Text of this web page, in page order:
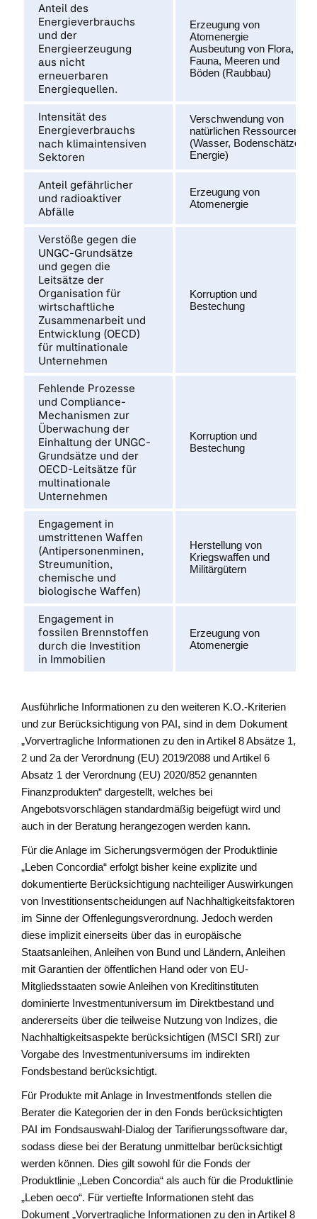
Anteil des
Energieverbrauchs
und der
Energieerzeugung
aus nicht
erneuerbaren
Energiequellen.
Erzeugung von
Atomenergie
Ausbeutung von Flora,
Fauna, Meeren und
Böden (Raubbau)
Intensität des
Energieverbrauchs
nach klimaintensiven
Sektoren
Verschwendung von
natürlichen Ressourcen
(Wasser, Bodenschätze,
Energie)
Anteil gefährlicher
und radioaktiver
Abfälle
Erzeugung von
Atomenergie
Verstöße gegen die
UNGC-Grundsätze
und gegen die
Leitsätze der
Organisation für
wirtschaftliche
Zusammenarbeit und
Entwicklung (OECD)
für multinationale
Unternehmen
Korruption und
Bestechung
Fehlende Prozesse
und Compliance-
Mechanismen zur
Überwachung der
Einhaltung der UNGC-
Grundsätze und der
OECD-Leitsätze für
multinationale
Unternehmen
Korruption und
Bestechung
Engagement in
umstrittenen Waffen
(Antipersonenminen,
Streumunition,
chemische und
biologische Waffen)
Herstellung von
Kriegswaffen und
Militärgütern
Engagement in
fossilen Brennstoffen
durch die Investition
in Immobilien
Erzeugung von
Atomenergie
Ausführliche Informationen zu den weiteren K.O.-Kriterien
und zur Berücksichtigung von PAI, sind in dem Dokument
„Vorvertragliche Informationen zu den in Artikel 8 Absätze 1,
2 und 2a der Verordnung (EU) 2019/2088 und Artikel 6
Absatz 1 der Verordnung (EU) 2020/852 genannten
Finanzprodukten“ dargestellt, welches bei
Angebotsvorschlägen standardmäßig beigefügt wird und
auch in der Beratung herangezogen werden kann.
Für die Anlage im Sicherungsvermögen der Produktlinie
„Leben Concordia“ erfolgt bisher keine explizite und
dokumentierte Berücksichtigung nachteiliger Auswirkungen
von Investitionsentscheidungen auf Nachhaltigkeitsfaktoren
im Sinne der Offenlegungsverordnung. Jedoch werden
diese implizit einerseits über das in europäische
Staatsanleihen, Anleihen von Bund und Ländern, Anleihen
mit Garantien der öffentlichen Hand oder von EU-
Mitgliedsstaaten sowie Anleihen von Kreditinstituten
dominierte Investmentuniversum im Direktbestand und
andererseits über die teilweise Nutzung von Indizes, die
Nachhaltigkeitsaspekte berücksichtigen (MSCI SRI) zur
Vorgabe des Investmentuniversums im indirekten
Fondsbestand berücksichtigt.
Für Produkte mit Anlage in Investmentfonds stellen die
Berater die Kategorien der in den Fonds berücksichtigten
PAI im Fondsauswahl-Dialog der Tarifierungssoftware dar,
sodass diese bei der Beratung unmittelbar berücksichtigt
werden können. Dies gilt sowohl für die Fonds der
Produktlinie „Leben Concordia“ als auch für die Produktlinie
„Leben oeco“. Für vertiefte Informationen steht das
Dokument „Vorvertragliche Informationen zu den in Artikel 8